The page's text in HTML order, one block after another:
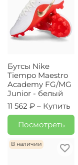
Бутсы Nike
Tiempo Maestro
Academy FG/MG
Junior - белый
11 562 ₽ – Купить
Посмотреть
В наличии